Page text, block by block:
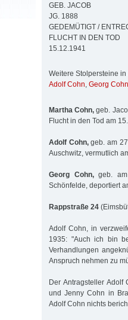
GEB. JACOB
JG. 1888
GEDEMÜTIGT /
FLUCHT IN DEN TOD
15.12.1941
Weitere Stolpersteine in
Adolf Cohn, Georg Cohn
Martha Cohn, geb.
Flucht in den Tod am
Adolf Cohn,geb. am
Auschwitz, vermutlich
Georg Cohn,geb. am
Schönfelde, deportiert
Rappstraße 24
Adolf Cohn, in
1935: "Auch ich bin
Verhandlungen
Anspruch nehmen zu
Der Antragsteller
und Jenny Cohn in
Adolf Cohn nichts